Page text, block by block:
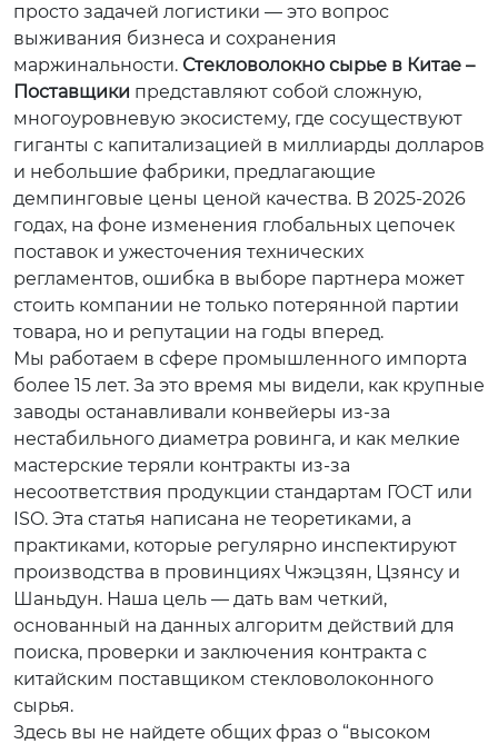
просто задачей логистики — это вопрос
выживания бизнеса и сохранения
маржинальности. Стекловолокно сырье в Китае –
Поставщики представляют собой сложную,
многоуровневую экосистему, где сосуществуют
гиганты с капитализацией в миллиарды долларов
и небольшие фабрики, предлагающие
демпинговые цены ценой качества. В 2025-2026
годах, на фоне изменения глобальных цепочек
поставок и ужесточения технических
регламентов, ошибка в выборе партнера может
стоить компании не только потерянной партии
товара, но и репутации на годы вперед.
Мы работаем в сфере промышленного импорта
более 15 лет. За это время мы видели, как крупные
заводы останавливали конвейеры из-за
нестабильного диаметра ровинга, и как мелкие
мастерские теряли контракты из-за
несоответствия продукции стандартам ГОСТ или
ISO. Эта статья написана не теоретиками, а
практиками, которые регулярно инспектируют
производства в провинциях Чжэцзян, Цзянсу и
Шаньдун. Наша цель — дать вам четкий,
основанный на данных алгоритм действий для
поиска, проверки и заключения контракта с
китайским поставщиком стекловолоконного
сырья.
Здесь вы не найдете общих фраз о “высоком